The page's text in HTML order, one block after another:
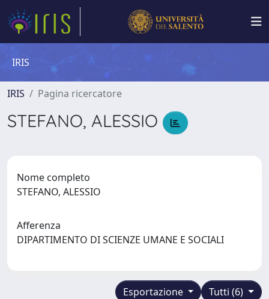
IRIS
IRIS Pagina ricercatore
STEFANO, ALESSIO
Nome completo
STEFANO, ALESSIO
Afferenza
DIPARTIMENTO DI SCIENZE UMANE E SOCIALI
Tutti (6)
Esportazione